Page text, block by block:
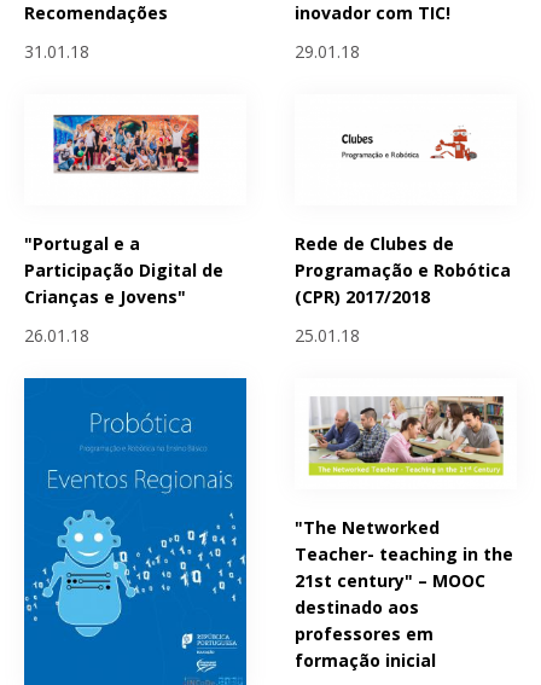
Recomendações
31.01.18
inovador com TIC!
29.01.18
"Portugal e a
Participação Digital de
Crianças e Jovens"
26.01.18
Rede de Clubes de
Programação e Robótica
(CPR) 2017/2018
25.01.18
"The Networked
Teacher- teaching in the
21st century" – MOOC
destinado aos
professores em
formação inicial